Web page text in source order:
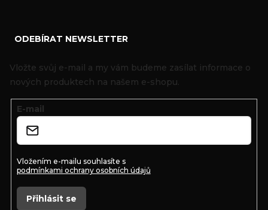
ODEBÍRAT NEWSLETTER
Vložte svůj e-mail a my vám budeme zasílat informace o
nových produktech na našem e-shopu.
E-mail
Vložením e-mailu souhlasíte s
podmínkami ochrany osobních údajů
Přihlásit se